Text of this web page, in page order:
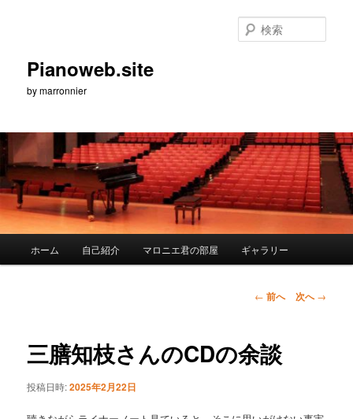
へ
移
動
Pianoweb.site
by marronnier
索
ホーム 自己紹介 マロニエ君の部屋 ギャラリー
投
ビ
ゲ
← 前へ 次へ→
三膳知枝さんのCDの余談
投稿日時:2025年2月22日